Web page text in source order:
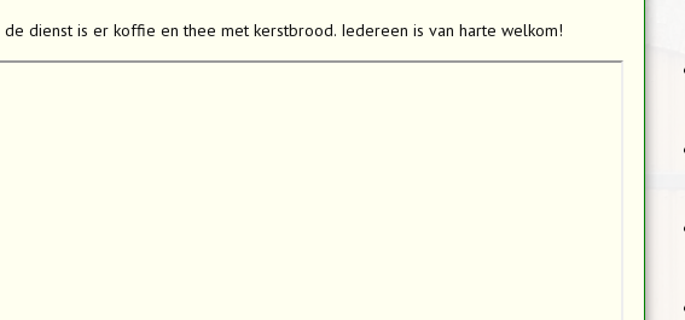
de dienst is er koffie en thee met kerstbrood. Iedereen is van harte welkom!